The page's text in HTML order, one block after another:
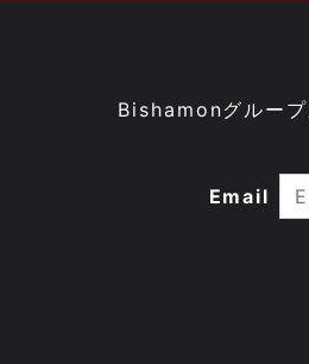
Bishamonグループ
Email